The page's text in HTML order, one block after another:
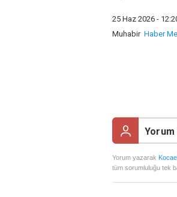
25 Haz 2026 -
Muhabir Haber
Yorum yazarak
tüm sorumluluğu tek